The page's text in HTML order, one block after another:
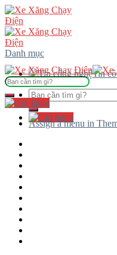
Skip
to
content
Danh mục
Tin
Tìm
kiếm:
Tìm
Assign a menu in